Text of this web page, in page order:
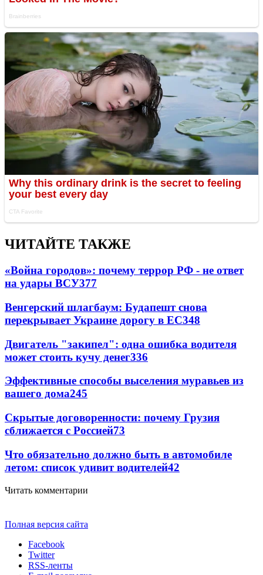
ЧИТАЙТЕ ТАКЖЕ
«Война городов»: почему террор РФ - не ответ
на удары ВСУ377
Венгерский шлагбаум: Будапешт снова
перекрывает Украине дорогу в ЕС348
Двигатель "закипел": одна ошибка водителя
может стоить кучу денег336
Эффективные способы выселения муравьев из
вашего дома245
Скрытые договоренности: почему Грузия
сближается с Россией73
Что обязательно должно быть в автомобиле
летом: список удивит водителей42
Читать комментарии
Полная версия сайта
Facebook
Twitter
RSS-ленты